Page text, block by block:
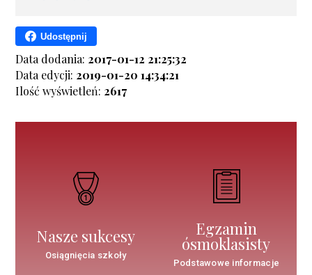
Udostępnij
Data dodania: 2017-01-12 21:25:32
Data edycji: 2019-01-20 14:34:21
Ilość wyświetleń: 2617
Nasze sukcesy
Osiągnięcia szkoły
Egzamin
ósmoklasisty
Podstawowe informacje